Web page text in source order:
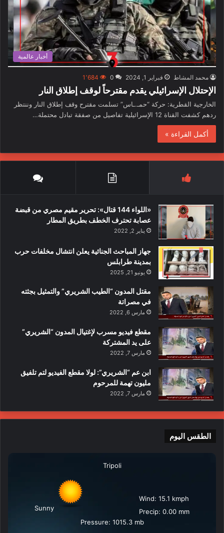
أخبار عالمية
محمد المشاط فبراير 1, 2024 0 1٬684
الإحتلال الإسرائيلي يقدم مقترحاً لوقف إطلاق النار
الخارجية القطرية: حركة “حمـ.ـاس” تسلمت مقترح وقف إطلاق النار وننتظر
ردهم كشفت القناة 12 الإسرائيلية تفاصيل من صفقة تبادل محتملة…
أكمل القراءة »
«اللواء 144 قتال»: تحرير مقيم مصري من قبضة
عصابة تحترف الخطف بطريق المطار
يناير 2, 2022
جهاز المباحث الجنائية يعلن انتشال مخلفات حرب
بمدينة طرابلس
يونيو 21, 2025
مقتل المدون “الطيب الشريري” والتمثيل بجثته
في مصراتة
مارس 6, 2022
مقطع فيديو مسرب لإغتيال المدون “الشريري”
على يد المشتركة
مارس 7, 2022
ابن عم “الشريري”: لولا مقطع الفيديو لتم تلفيق
مليون تهمة للمرحوم
مارس 7, 2022
الطقس اليوم
Tripoli
Sunny
Wind: 15.1 kmph
Precip: 0.00 mm
Pressure: 1015.3 mb